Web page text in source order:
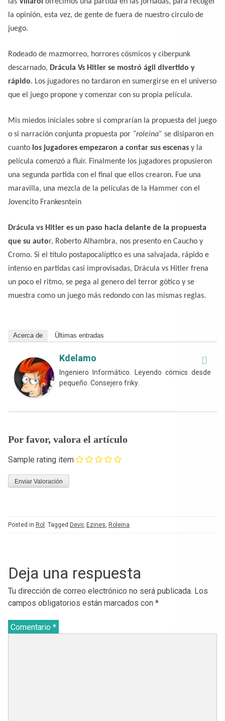
la opinión, esta vez, de gente de fuera de nuestro circulo de
juego.
Rodeado de mazmorreo, horrores cósmicos y ciberpunk
descarnado, Drácula Vs Hitler se mostró ágil divertido y
rápido. Los jugadores no tardaron en sumergirse en el universo
que el juego propone y comenzar con su propia película.
Mis miedos iniciales sobre si comprarían la propuesta del juego
o si narración conjunta propuesta por “roleina” se disiparon en
cuanto los jugadores empezaron a contar sus escenas y la
película comenzó a fluir. Finalmente los jugadores propusieron
una segunda partida con el final que ellos crearon. Fue una
maravilla, una mezcla de la películas de la Hammer con el
Jovencito Frankesntein
Drácula vs Hitler es un paso hacia delante de la propuesta
que su autor, Roberto Alhambra, nos presento en Caucho y
Cromo. Si el título postapocalíptico es una salvajada, rápido e
intenso en partidas casi improvisadas, Drácula vs Hitler frena
un poco el ritmo, se pega al genero del terror gótico y se
muestra como un juego más redondo con las mismas reglas.
Acerca de Últimas entradas
Kdelamo
Ingeniero Informático. Leyendo cómics desde
pequeño. Consejero friky.
Por favor, valora el artículo
Sample rating item
Posted in Rol Tagged Devir, Ezines, Roleina
Deja una respuesta
Tu dirección de correo electrónico no será publicada. Los
campos obligatorios están marcados con *
Comentario *